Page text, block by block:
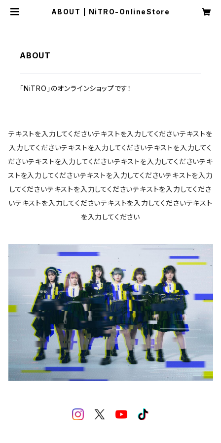
ABOUT | NiTRO-OnlineStore
ABOUT
「NiTRO」のオンラインショップです！
テキストを入力してくださいテキストを入力してくださいテキストを
入力してくださいテキストを入力してくださいテキストを入力してく
ださいテキストを入力してくださいテキストを入力してくださいテキ
ストを入力してくださいテキストを入力してくださいテキストを入力
してくださいテキストを入力してくださいテキストを入力してくださ
いテキストを入力してくださいテキストを入力してくださいテキスト
を入力してください